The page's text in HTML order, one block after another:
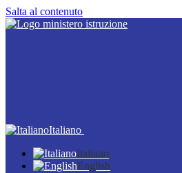
Salta al contenuto
Italiano
Italiano
English